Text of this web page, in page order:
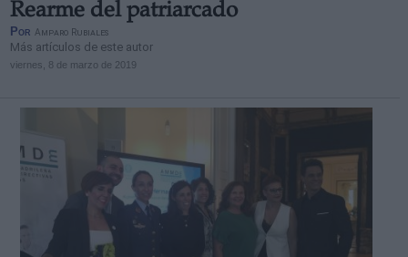
Rearme del patriarcado
Por Amparo Rubiales
Más artículos de este autor
viernes, 8 de marzo de 2019
Derechos: